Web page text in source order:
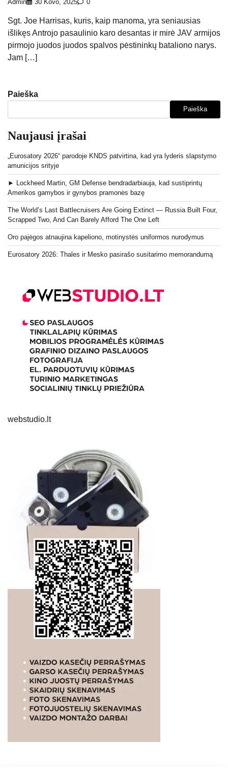
Admin 30 Kovo, 2025 0
Sgt. Joe Harrisas, kuris, kaip manoma, yra seniausias
išlikęs Antrojo pasaulinio karo desantas ir mirė JAV armijos
pirmojo juodos juodos spalvos pėstininkų bataliono narys.
Jam […]
Paieška
Paieška
Naujausi įrašai
„Eurosatory 2026“ parodoje KNDS patvirtina, kad yra lyderis slapstymo
amunicijos srityje
► Lockheed Martin, GM Defense bendradarbiauja, kad sustiprintų
Amerikos gamybos ir gynybos pramonės bazę
The World’s Last Battlecruisers Are Going Extinct — Russia Built Four,
Scrapped Two, And Can Barely Afford The One Left
Oro pajėgos atnaujina kapeliono, motinystės uniformos nurodymus
Eurosatory 2026: Thales ir Mesko pasirašo susitarimo memorandumą
webstudio.lt